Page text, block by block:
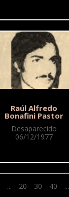
Raúl Alfredo
Bonafini Pastor
Desaparecido
06/12/1977
... 20 30 40 ...